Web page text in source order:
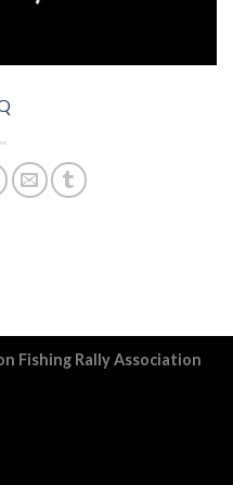
Fishing Rally Association